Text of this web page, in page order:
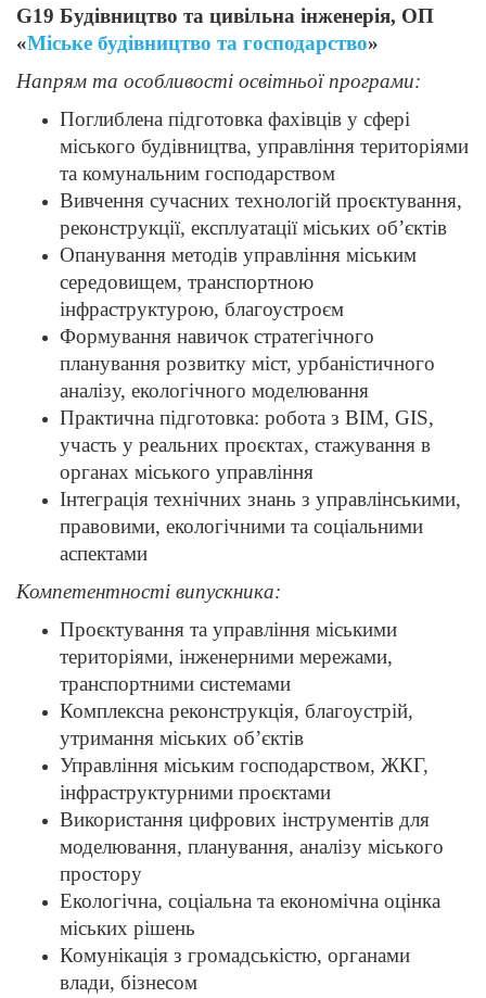
G19 Будівництво та цивільна інженерія, ОП
«Міське будівництво та господарство»
Напрям та особливості освітньої програми:
Поглиблена підготовка фахівців у сфері
міського будівництва, управління територіями
та комунальним господарством
Вивчення сучасних технологій проєктування,
реконструкції, експлуатації міських об’єктів
Опанування методів управління міським
середовищем, транспортною
інфраструктурою, благоустроєм
Формування навичок стратегічного
планування розвитку міст, урбаністичного
аналізу, екологічного моделювання
Практична підготовка: робота з BIM, GIS,
участь у реальних проєктах, стажування в
органах міського управління
Інтеграція технічних знань з управлінськими,
правовими, екологічними та соціальними
аспектами
Компетентності випускника:
Проєктування та управління міськими
територіями, інженерними мережами,
транспортними системами
Комплексна реконструкція, благоустрій,
утримання міських об’єктів
Управління міським господарством, ЖКГ,
інфраструктурними проєктами
Використання цифрових інструментів для
моделювання, планування, аналізу міського
простору
Екологічна, соціальна та економічна оцінка
міських рішень
Комунікація з громадськістю, органами
влади, бізнесом